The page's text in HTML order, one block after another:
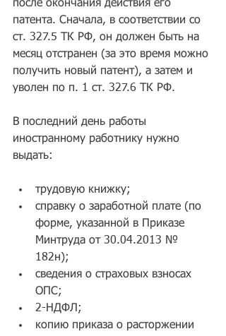
после окончания действия его
патента. Сначала, в соответствии со
ст. 327.5 ТК РФ, он должен быть на
месяц отстранен (за это время можно
получить новый патент), а затем и
уволен по п. 1 ст. 327.6 ТК РФ.
В последний день работы
иностранному работнику нужно
выдать:
трудовую книжку;
справку о заработной плате (по
форме, указанной в Приказе
Минтруда от 30.04.2013 №
182н);
сведения о страховых взносах
ОПС;
2-НДФЛ;
копию приказа о расторжении